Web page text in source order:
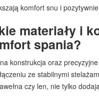
komfort snu i
materiały i
spania?
konstrukcja oraz
ze stabilnymi
czy len, nie tylko